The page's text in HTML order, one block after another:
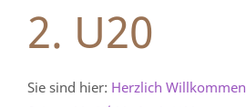
2. U20
Sie sind hier: Herzlich Willkommen